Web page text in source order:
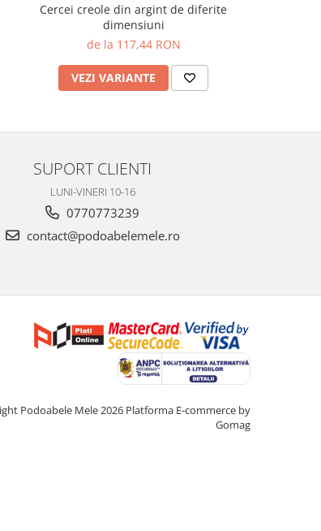
Cercei creole din argint de diferite
dimensiuni
de la 117,44 RON
VEZI VARIANTE
SUPORT CLIENTI
LUNI-VINERI 10-16
0770773239
contact@podoabelemele.ro
Podoabele Mele 2026 Platforma E-commerce by
Gomag